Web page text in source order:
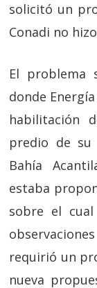
solicitó un
Conadi no
El problema
donde
habilitación
predio de su
Bahía
estaba
sobre el
requirió un
nueva